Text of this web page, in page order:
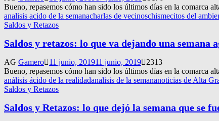
Bueno, repasemos cómo han sido los últimos días en la comarca
analisis acido de la semanacharlas de vecinoschismecitos del
Saldos y Retazos
Saldos y retazos: lo que va dejando una semana
AG Gamero 11 junio, 201911 junio, 2019
2313
Bueno, repasemos cómo han sido los últimos días en la comarca
análisis ácido de la realidadanalisis de la semananoticias de Alta
Saldos y Retazos
Saldos y Retazos: lo que dejó la semana que se